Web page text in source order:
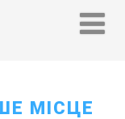
МІСЦЕ